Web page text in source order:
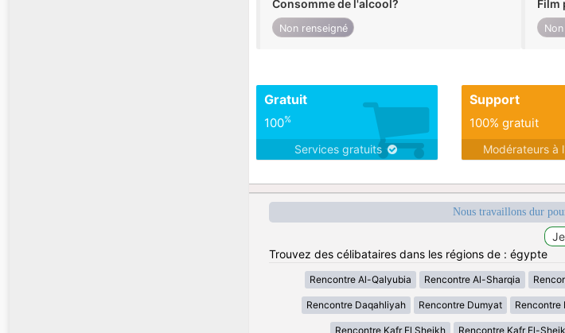
Consomme de l'alcool?
Non renseigné
Film
Gratuit
100%
Services gratuits
Support
100% gratuit
Modérateurs à
Nous travaillons dur
Trouvez des célibataires dans les régions de : égypte
Rencontre Al-Qalyubia Rencontre Al-Sharqia
Rencontre Daqahliyah Rencontre Dumyat Rencontre
Rencontre Kafr El Sheikh Rencontre Kafr El-